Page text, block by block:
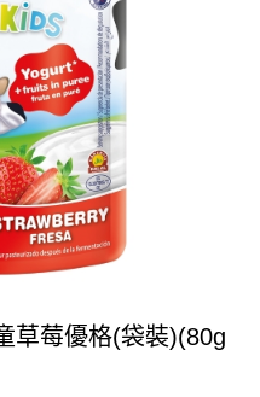
草莓優格(袋裝)(80g